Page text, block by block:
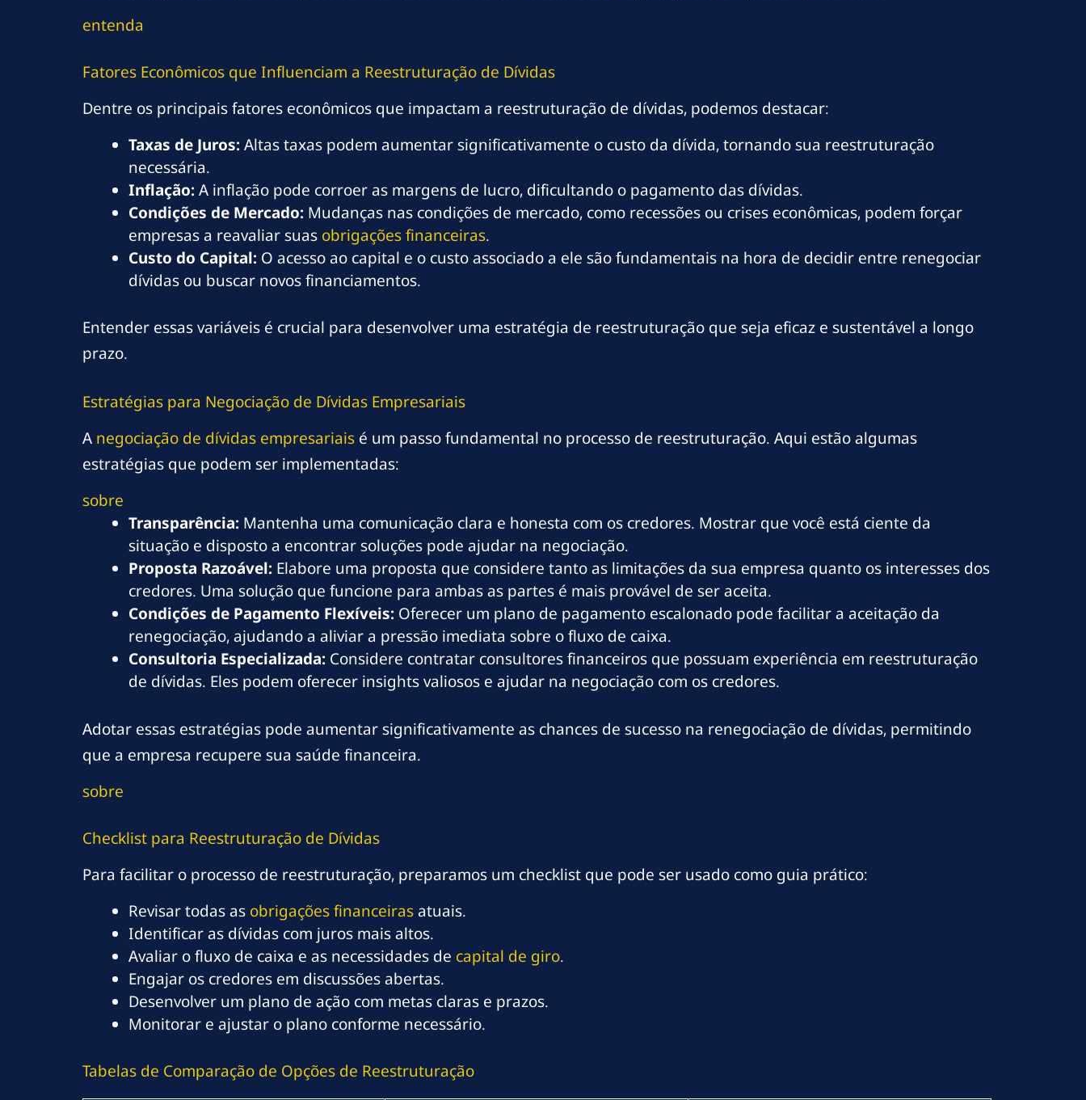
entenda
Fatores Econômicos que Influenciam a Reestruturação de Dívidas
Dentre os principais fatores econômicos que impactam a reestruturação de dívidas, podemos destacar:
Taxas de Juros:Altas taxas podem aumentar significativamente o custo da dívida, tornando sua reestruturação
necessária.
Inflação:A inflação pode corroer as margens de lucro, dificultando o pagamento das dívidas.
Condições de Mercado: Mudanças nas condições de mercado, como recessões ou crises econômicas, podem forçar
empresas a reavaliar suas obrigações financeiras.
Custo do Capital: O acesso ao capital e o custo associado a ele são fundamentais na hora de decidir entre renegociar
dívidas ou buscar novos financiamentos.
Entender essas variáveis é crucial para desenvolver uma estratégia de reestruturação que seja eficaz e sustentável a longo
prazo.
Estratégias para Negociação de Dívidas Empresariais
A negociação de dívidas empresariais é um passo fundamental no processo de reestruturação. Aqui estão algumas
estratégias que podem ser implementadas:
sobre
Transparência: Mantenha uma comunicação clara e honesta com os credores. Mostrar que você está ciente da
situação e disposto a encontrar soluções pode ajudar na negociação.
Proposta Razoável: Elabore uma proposta que considere tanto as limitações da sua empresa quanto os interesses dos
credores. Uma solução que funcione para ambas as partes é mais provável de ser aceita.
Condições de Pagamento Flexíveis: Oferecer um plano de pagamento escalonado pode facilitar a aceitação da
renegociação, ajudando a aliviar a pressão imediata sobre o fluxo de caixa.
Consultoria Especializada: Considere contratar consultores financeiros que possuam experiência em reestruturação
de dívidas. Eles podem oferecer insights valiosos e ajudar na negociação com os credores.
Adotar essas estratégias pode aumentar significativamente as chances de sucesso na renegociação de dívidas, permitindo
que a empresa recupere sua saúde financeira.
sobre
Checklist para Reestruturação de Dívidas
Para facilitar o processo de reestruturação, preparamos um checklist que pode ser usado como guia prático:
Revisar todas as obrigações financeirasatuais.
Identificar as dívidas com juros mais altos.
Avaliar o fluxo de caixa e as necessidades de capital de giro.
Engajar os credores em discussões abertas.
Desenvolver um plano de ação com metas claras e prazos.
Monitorar e ajustar o plano conforme necessário.
Tabelas de Comparação de Opções de Reestruturação